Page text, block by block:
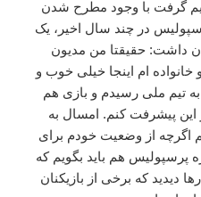
گرفت با وجود مطرح شدن
در چند سال اخیر، یک
داشت: حقیقتا من مدیون
ام اینجا خیلی خوب و
تیم ملی رسیدم و بازی هم
این پیشرفت کنم. امسال به
اگرچه از وضعیت خودم برای
پرسپولیس هم باید بگویم که
دیدید که برخی از بازیکنان